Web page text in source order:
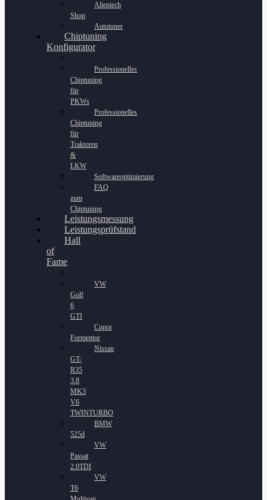
Alientech
Shop
Autotuner
Chiptuning
Konfigurator
Professionelles
Chiptuning
für
PKWs
Professionelles
Chiptuning
für
Traktoren
&
LKW
Softwareoptimierung
FAQ
zum
Chiptuning
Leistungsmessung
Leistungsprüfstand
Hall
of
Fame
VW
Golf
6
GTI
Cupra
Formentor
Nissan
GT-
R35
3.8
MK3
V6
TWINTURBO
BMW
525d
VW
Passat
2.0TDI
VW
T6